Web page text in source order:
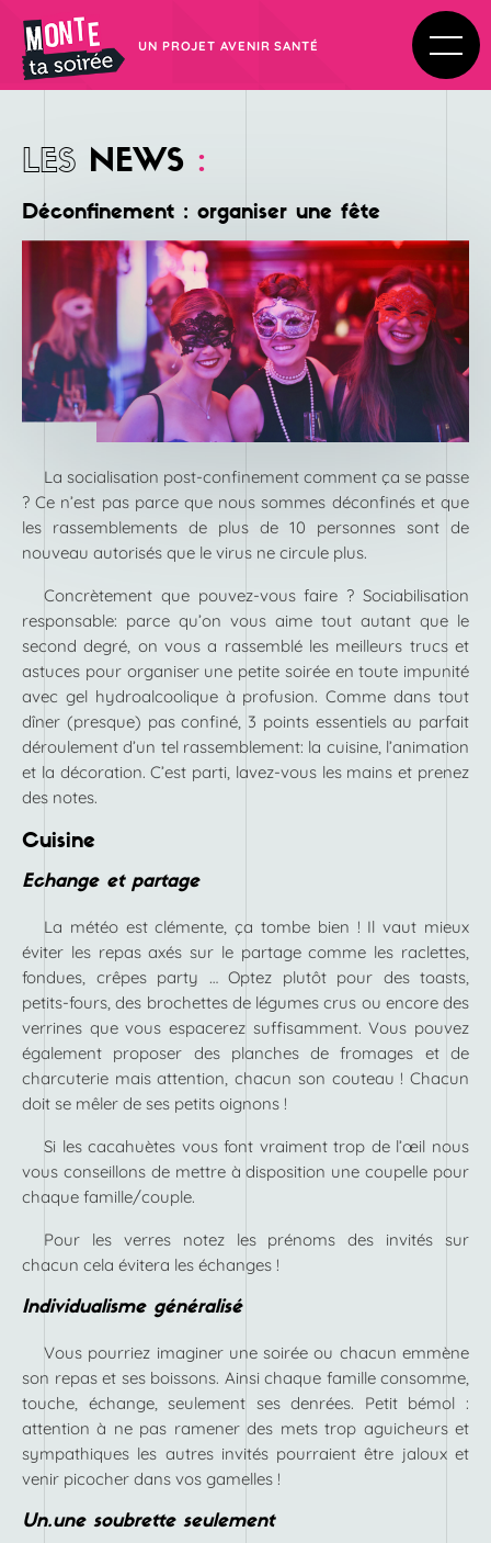
UN PROJET AVENIR SANTÉ
LES NEWS :
Déconfinement : organiser une fête
La socialisation post-confinement comment ça se passe
? Ce n’est pas parce que nous sommes déconfinés et que
les rassemblements de plus de 10 personnes sont de
nouveau autorisés que le virus ne circule plus.
Concrètement que pouvez-vous faire ? Sociabilisation
responsable: parce qu’on vous aime tout autant que le
second degré, on vous a rassemblé les meilleurs trucs et
astuces pour organiser une petite soirée en toute impunité
avec gel hydroalcoolique à profusion. Comme dans tout
dîner (presque) pas confiné, 3 points essentiels au parfait
déroulement d’un tel rassemblement: la cuisine, l’animation
et la décoration. C’est parti, lavez-vous les mains et prenez
des notes.
Cuisine
Echange et partage
La météo est clémente, ça tombe bien ! Il vaut mieux
éviter les repas axés sur le partage comme les raclettes,
fondues, crêpes party … Optez plutôt pour des toasts,
petits-fours, des brochettes de légumes crus ou encore des
verrines que vous espacerez suffisamment. Vous pouvez
également proposer des planches de fromages et de
charcuterie mais attention, chacun son couteau ! Chacun
doit se mêler de ses petits oignons !
Si les cacahuètes vous font vraiment trop de l’œil nous
vous conseillons de mettre à disposition une coupelle pour
chaque famille/couple.
Pour les verres notez les prénoms des invités sur
chacun cela évitera les échanges !
Individualisme généralisé
Vous pourriez imaginer une soirée ou chacun emmène
son repas et ses boissons. Ainsi chaque famille consomme,
touche, échange, seulement ses denrées. Petit bémol :
attention à ne pas ramener des mets trop aguicheurs et
sympathiques les autres invités pourraient être jaloux et
venir picocher dans vos gamelles !
Un.une soubrette seulement